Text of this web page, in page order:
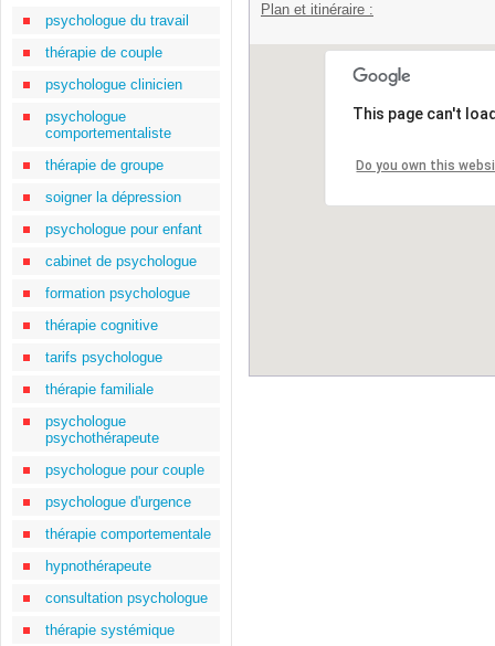
psychologue du travail
thérapie de couple
psychologue clinicien
psychologue
comportementaliste
thérapie de groupe
soigner la dépression
psychologue pour enfant
cabinet de psychologue
formation psychologue
thérapie cognitive
tarifs psychologue
thérapie familiale
psychologue
psychothérapeute
psychologue pour couple
psychologue d'urgence
thérapie comportementale
hypnothérapeute
consultation psychologue
thérapie systémique
Plan et itinéraire :
This page can't
Do you own this